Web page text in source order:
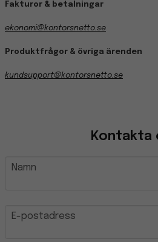
Fakturor & betalningar
ekonomi@kontorsnetto.se
Produktfrågor & övriga ärenden
kundsupport@kontorsnetto.se
Kontakta
name
Namn
email
E-postadress